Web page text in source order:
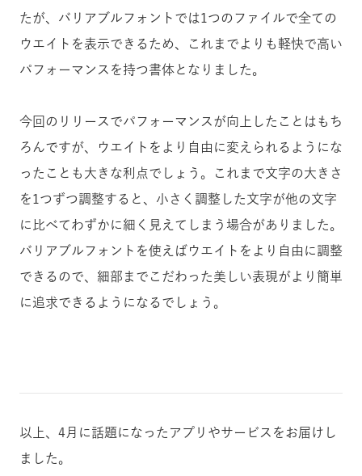
たが、バリアブルフォントでは1つのファイルで全ての
ウエイトを表示できるため、これまでよりも軽快で高い
パフォーマンスを持つ書体となりました。
今回のリリースでパフォーマンスが向上したことはもち
ろんですが、ウエイトをより自由に変えられるようにな
ったことも大きな利点でしょう。これまで文字の大きさ
を1つずつ調整すると、小さく調整した文字が他の文字
に比べてわずかに細く見えてしまう場合がありました。
バリアブルフォントを使えばウエイトをより自由に調整
できるので、細部までこだわった美しい表現がより簡単
に追求できるようになるでしょう。
以上、4月に話題になったアプリやサービスをお届けし
ました。